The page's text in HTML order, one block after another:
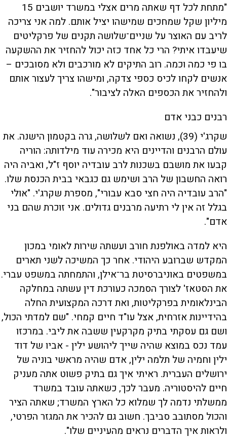
"מתחת לכל דף שאתה מרים אצלי במשרד יושבים 15
מיליון שקל שמחכים שמישהו יציל אותם. למה אני צריכה
לריב עם האוצר על שניים־שלושה תקנים של פרקליטים
שיעבדו איתי? הרי כל אחד כזה יכול להחזיר את ההשקעה
בו פי כמה וכמה. רוב התיקים לא מורכבים ולא מסובכים –
אנשים לקחו לכיס כספי צדקה, ומישהו צריך לעצור אותם
ולהחזיר את הכספים האלה לציבור".
רבנים כבני אדם
שקרג'י (39), נשואה ואם לשלושה, גרה בקטמון הישנה. את
עולם הרבנים והדיינים היא מכירה עוד מילדותה: הוריה
קבעו את מושבם בשכנות לרב עובדיה יוסף ז"ל, ואביה היה
רואה החשבון של הרב ושימש גם כגבאי בבית הכנסת שלו.
"הרב עובדיה היה חצי סבא עבורי", מספרת שקרג'י. "אולי
בגלל זה אין לי רתיעה מרבנים גדולים. אני זוכרת שהם בני
אדם".
היא למדה באולפנת חורב ועשתה שירות לאומי במכון
המקדש שברובע היהודי. אחר כך המשיכה לשני תארים
במשפטים באוניברסיטת בר־אילן, והתמחתה במשפט עברי.
את הסטאז' לצורך הסמכה כעורכת דין עשתה במחלקה
הבינלאומית בפרקליטות, ואת דרכה המקצועית החלה
בהידיינות אזרחית, אצל עו"ד חיים קמחי. "שם למדתי הכול,
ושם גם עסקתי בתיק מקרקעין ששבה את ליבי. במרכזו
עמד נכס במוצא שהיה שייך ליהושע ילין - אביו של דוד
ילין וחמיה של תלמה ילין, אדם שהיה מראשי בוניה של
ירושלים העברית. ראיתי איך גם בתיק פשוט אתה מעניק
חיים להיסטוריה. מעבר לכך, כשאתה עובד במשרד
ממשלתי נדמה לך שמלוא כל הארץ המשרד; שאתה הציר
והכול מסתובב סביבך. חשוב גם להכיר את המגזר הפרטי,
ולראות איך הדברים נראים מהעיניים שלו".